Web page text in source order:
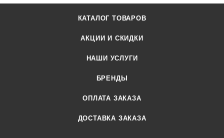
КАТАЛОГ ТОВАРОВ
АКЦИИ И СКИДКИ
НАШИ УСЛУГИ
БРЕНДЫ
ОПЛАТА ЗАКАЗА
ДОСТАВКА ЗАКАЗА